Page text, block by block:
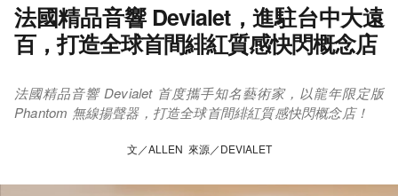
法國精品音響 Devialet，進駐台中大遠
百，打造全球首間緋紅質感快閃概念店
法國精品音響 Devialet 首度攜手知名藝術家，以龍年限定版
Phantom 無線揚聲器，打造全球首間緋紅質感快閃概念店！
文／ALLEN 來源／DEVIALET